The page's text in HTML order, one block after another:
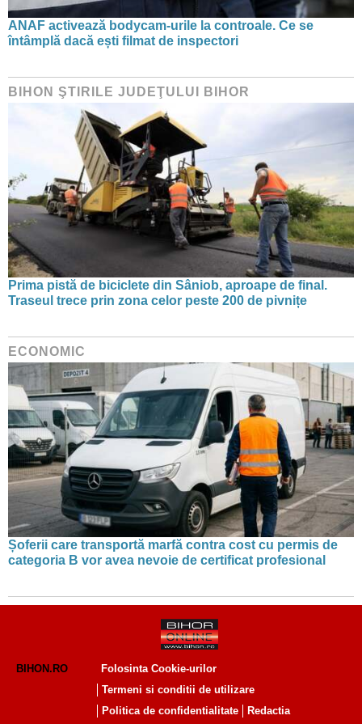
ANAF activează bodycam-urile la controale. Ce se
întâmplă dacă ești filmat de inspectori
BIHON ŞTIRILE JUDEŢULUI BIHOR
Prima pistă de biciclete din Sâniob, aproape de final.
Traseul trece prin zona celor peste 200 de pivnițe
ECONOMIC
Șoferii care transportă marfă contra cost cu permis de
categoria B vor avea nevoie de certificat profesional
BIHON.RO
Folosinta Cookie-urilor
Termeni si conditii de utilizare
Politica de confidentialitate
Redactia